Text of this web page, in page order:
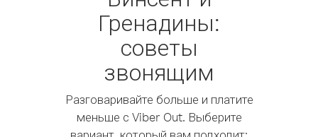
Гренадины:
советы
звонящим
Разговаривайте больше и платите
меньше с Viber Out. Выберите